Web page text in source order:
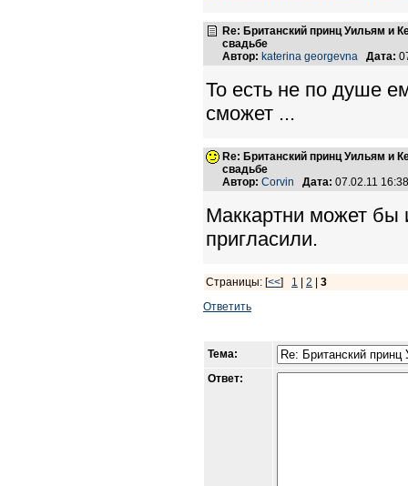
Re: Британский принц Уильям и
свадьбе
Автор: katerina georgevna Дата:
То есть не по душе
сможет ...
Re: Британский принц Уильям и
свадьбе
Автор: Corvin Дата: 07.02.11
Маккартни может бы
пригласили.
Страницы: [<<] 1 2
3
Ответить
Тема:
Ответ: